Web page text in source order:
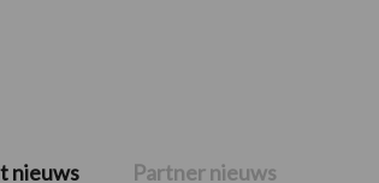
nieuws Partner nieuws